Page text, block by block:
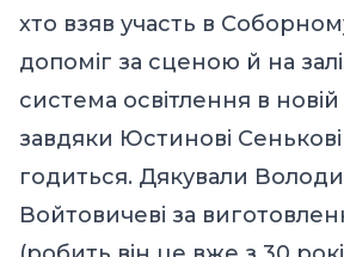
хто взяв участь в
допоміг за сценою й на
система освітлення в новій
завдяки Юстинові
годиться. Дякували
Войтовичеві за